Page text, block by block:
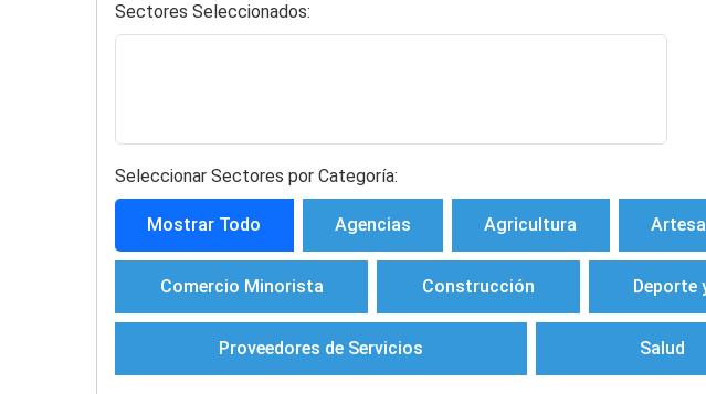
Sectores Seleccionados:
Seleccionar Sectores por Categoría:
Mostrar Todo Agencias Agricultura
Comercio Minorista Construcción Deporte
Proveedores de Servicios Salud